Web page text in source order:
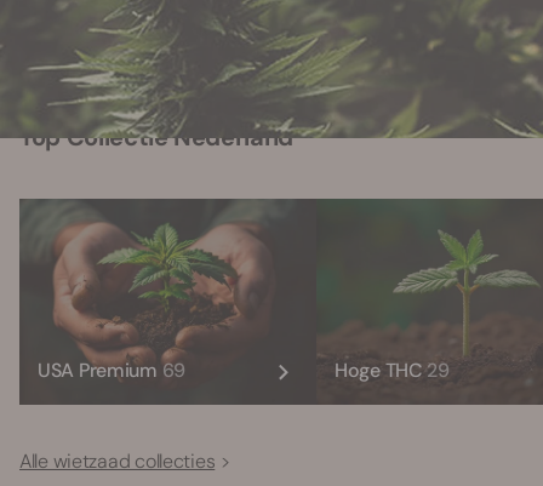
Top Collectie Nederland
Alle wietzaad collecties
USA Premium 69 Hoge THC29